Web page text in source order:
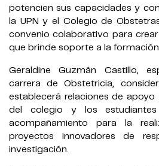
potencien sus capacidades y
la UPN y el Colegio de
convenio colaborativo para
que brinde soporte a la
Geraldine Guzmán Castillo,
carrera de Obstetricia,
establecerá relaciones de apoyo
del colegio y los
acompañamiento para la
proyectos innovadores de
investigación.